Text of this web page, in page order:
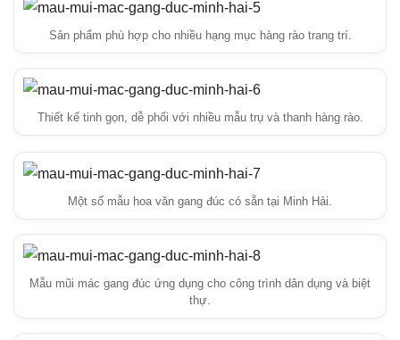
Sản phẩm phù hợp cho nhiều hạng mục hàng rào trang trí.
Thiết kế tinh gọn, dễ phối với nhiều mẫu trụ và thanh hàng rào.
Một số mẫu hoa văn gang đúc có sẵn tại Minh Hải.
Mẫu mũi mác gang đúc ứng dụng cho công trình dân dụng và biệt
thự.